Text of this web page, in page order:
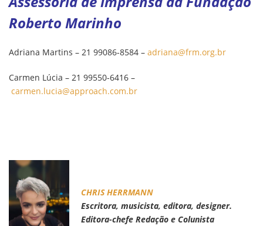
Roberto Marinho
Adriana Martins – 21 99086-8584 – adriana@frm.org.br
Carmen Lúcia – 21 99550-6416 –
carmen.lucia@approach.com.br
CHRIS HERRMANN
Escritora, musicista, editora, designer.
Editora-chefe Redação e Colunista